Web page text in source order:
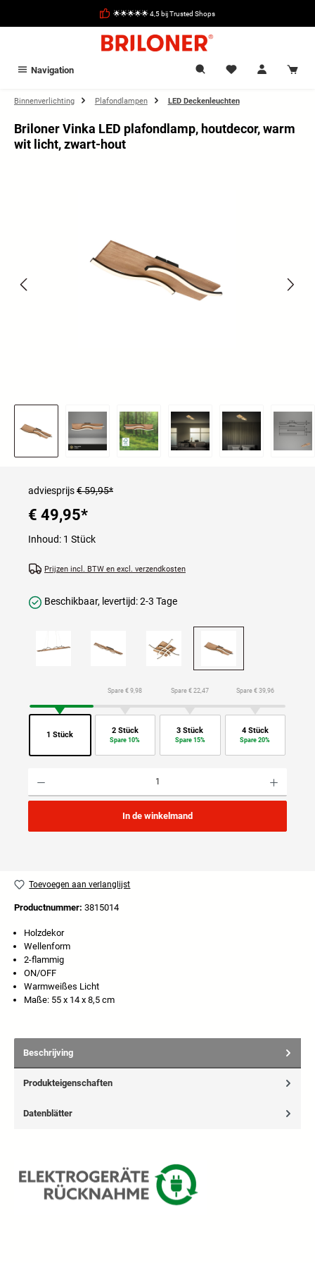
🌟🌟🌟🌟🌟 4,5 bij Trusted Shops
Navigation
Binnenverlichting Plafondlampen LED Deckenleuchten
Briloner Vinka LED plafondlamp, houtdecor, warm
wit licht, zwart-hout
adviesprijs€ 59,95*
€ 49,95*
Inhoud: 1 Stück
Prijzen incl. BTW en excl. verzendkosten
Beschikbaar, levertijd: 2-3 Tage
1 Stück
Spare € 9,98
2 Stück
Spare 10%
Spare € 22,47
3 Stück
Spare 15%
Spare € 39,96
4 Stück
Spare 20%
In de winkelmand
Toevoegen aan verlanglijst
Productnummer: 3815014
Holzdekor
Wellenform
2-flammig
ON/OFF
Warmweißes Licht
Maße: 55 x 14 x 8,5 cm
Beschrijving
Produkteigenschaften
Datenblätter